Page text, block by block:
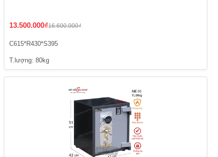
13.500.000₫16.600.000₫
C615*R430*S395
T.lượng: 80kg